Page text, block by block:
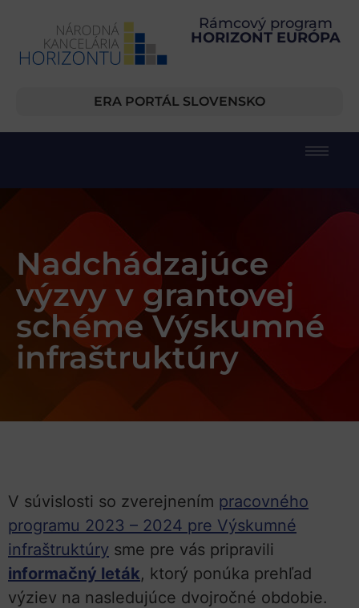
Rámcový program
HORIZONT EURÓPA
ERA PORTÁL SLOVENSKO
Nadchádzajúce
výzvy v grantovej
schéme Výskumné
infraštruktúry
V súvislosti so zverejnením pracovného
programu 2023 – 2024 pre Výskumné
infraštruktúry sme pre vás pripravili
informačný leták, ktorý ponúka prehľad
výziev na nasledujúce dvojročné obdobie.